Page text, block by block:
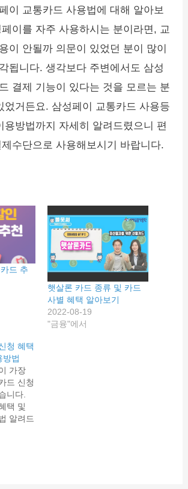
이 교통카드 사용법에 대해 알아보
이를 자주 사용하시는 분이라면, 교
이 안될까 의문이 있었던 분이 많이
됩니다. 생각보다 주변에서도 삼성
결제 기능이 있다는 것을 모르는 분
었거든요. 삼성페이 교통카드 사용등
용방법까지 자세히 알려드렸으니 편
수단으로 사용해보시기 바랍니다.
드 추
햇살론 카드 종류 및 카드
사별 혜택 알아보기
2022-08-19
"금융"에서
청 혜택
방법
가장
드 신청
니다.
택 및
알려드
살론
드는